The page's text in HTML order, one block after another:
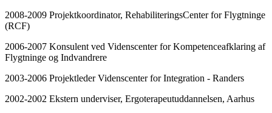
2008-2009 Projektkoordinator, RehabiliteringsCenter for Flygtninge
(RCF)
2006-2007 Konsulent ved Videnscenter for Kompetenceafklaring af
Flygtninge og Indvandrere
2003-2006 Projektleder Videnscenter for Integration - Randers
2002-2002 Ekstern underviser, Ergoterapeutuddannelsen, Aarhus